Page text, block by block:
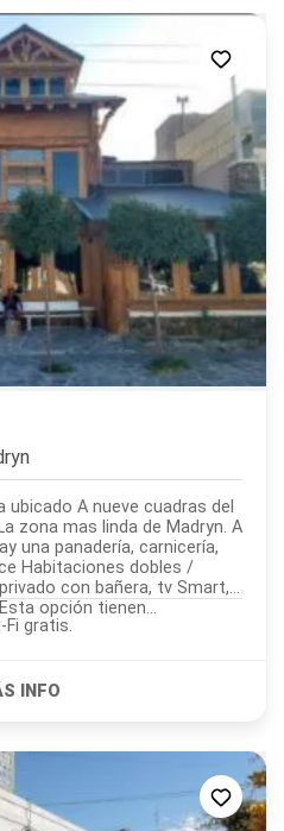
A nueve cuadras del
zona mas linda de Madryn. A
una panadería, carnicería,
con bañera, tv Smart,
opción tienen...
cuenta con Wi-Fi gratis.